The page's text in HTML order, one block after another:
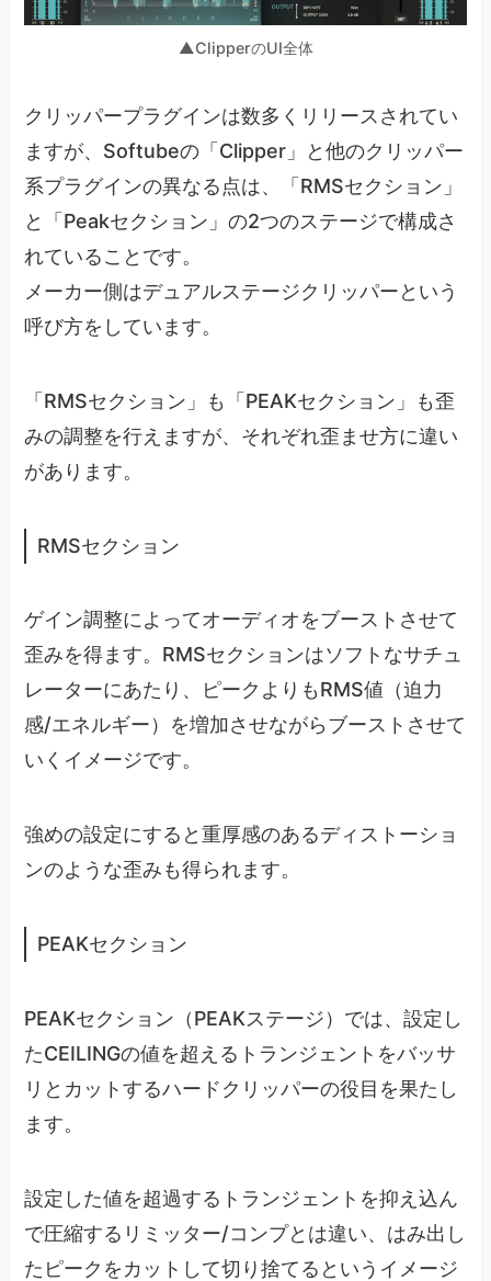
▲ClipperのUI全体
クリッパープラグインは数多くリリースされてい
ますが、Softubeの「Clipper」と他のクリッパー
系プラグインの異なる点は、「RMSセクション」
と「Peakセクション」の2つのステージで構成さ
れていることです。
メーカー側はデュアルステージクリッパーという
呼び方をしています。
「RMSセクション」も「PEAKセクション」も歪
みの調整を行えますが、それぞれ歪ませ方に違い
があります。
RMSセクション
ゲイン調整によってオーディオをブーストさせて
歪みを得ます。RMSセクションはソフトなサチュ
レーターにあたり、ピークよりもRMS値（迫力
感/エネルギー）を増加させながらブーストさせて
いくイメージです。
強めの設定にすると重厚感のあるディストーショ
ンのような歪みも得られます。
PEAKセクション
PEAKセクション（PEAKステージ）では、設定し
たCEILINGの値を超えるトランジェントをバッサ
リとカットするハードクリッパーの役目を果たし
ます。
設定した値を超過するトランジェントを抑え込ん
で圧縮するリミッター/コンプとは違い、はみ出し
たピークをカットして切り捨てるというイメージ